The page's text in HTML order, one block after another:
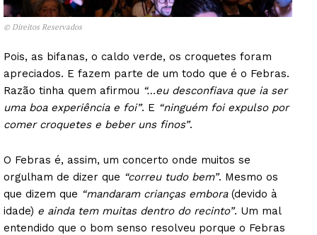
© Direitos Reservados
Pois, as bifanas, o caldo verde, os croquetes foram
apreciados. E fazem parte de um todo que é o Febras.
Razão tinha quem afirmou “…eu desconfiava que ia ser
uma boa experiência e foi”. E “ninguém foi expulso por
comer croquetes e beber uns finos”.
O Febras é, assim, um concerto onde muitos se
orgulham de dizer que “correu tudo bem”. Mesmo os
que dizem que “mandaram crianças embora(devido à
idade) e ainda tem muitas dentro do recinto”. Um mal
entendido que o bom senso resolveu porque o Febras